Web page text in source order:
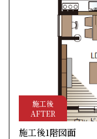
施工後
AFTER
施工後1階図面